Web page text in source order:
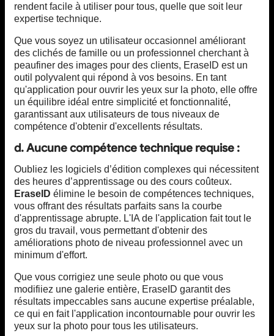
rendent facile à utiliser pour tous, quelle que soit leur
expertise technique.
Que vous soyez un utilisateur occasionnel améliorant
des clichés de famille ou un professionnel cherchant à
peaufiner des images pour des clients, EraseID est un
outil polyvalent qui répond à vos besoins. En tant
qu'application pour ouvrir les yeux sur la photo, elle offre
un équilibre idéal entre simplicité et fonctionnalité,
garantissant aux utilisateurs de tous niveaux de
compétence d'obtenir d'excellents résultats.
d. Aucune compétence technique requise :
Oubliez les logiciels d’édition complexes qui nécessitent
des heures d’apprentissage ou des cours coûteux.
EraseID élimine le besoin de compétences techniques,
vous offrant des résultats parfaits sans la courbe
d'apprentissage abrupte. L'IA de l'application fait tout le
gros du travail, vous permettant d'obtenir des
améliorations photo de niveau professionnel avec un
minimum d'effort.
Que vous corrigiez une seule photo ou que vous
modifiiez une galerie entière, EraseID garantit des
résultats impeccables sans aucune expertise préalable,
ce qui en fait l'application incontournable pour ouvrir les
yeux sur la photo pour tous les utilisateurs.